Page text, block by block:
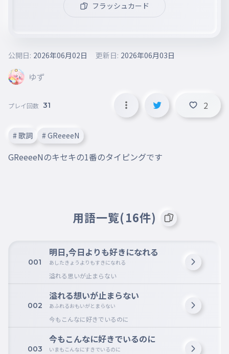
フラッシュカード
ゆず
公開日: 2026年06月02日 更新日: 2026年06月03日
プレイ回数 31 2
# 歌詞 # GReeeeN
GReeeeNのキセキの1番のタイピングです
用語一覧(16件)
001
明日,今日よりも好きになれる
あしたきょうよりもすきになれる
溢れる思いが止まらない
002
溢れる想いが止まらない
あふれるおもいがとまらない
今もこんなに好きでいるのに
003
今もこんなに好きでいるのに
いまもこんなにすきでいるのに